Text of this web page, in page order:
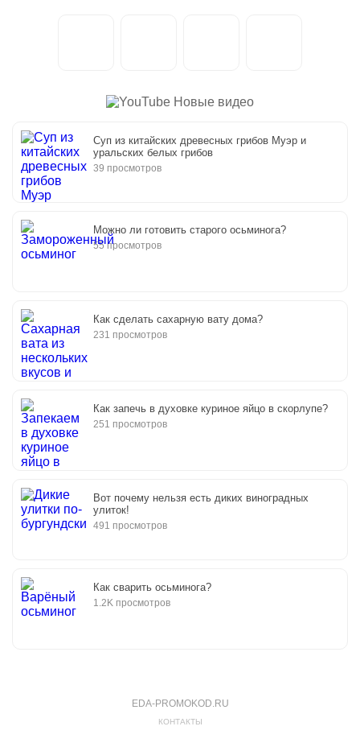
Новые видео
Суп из китайских древесных грибов Муэр и
уральских белых грибов
39 просмотров
Можно ли готовить старого осьминога?
55 просмотров
Как сделать сахарную вату дома?
231 просмотров
Как запечь в духовке куриное яйцо в скорлупе?
251 просмотров
Вот почему нельзя есть диких виноградных
улиток!
491 просмотров
Как сварить осьминога?
1.2K просмотров
EDA-PROMOKOD.RU
КОНТАКТЫ